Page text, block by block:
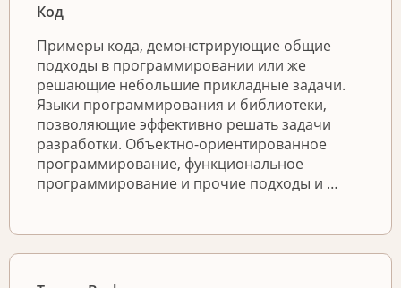
Код
Примеры кода, демонстрирующие общие
подходы в программировании или же
решающие небольшие прикладные задачи.
Языки программирования и библиотеки,
позволяющие эффективно решать задачи
разработки. Объектно-ориентированное
программирование, функциональное
программирование и прочие подходы и …